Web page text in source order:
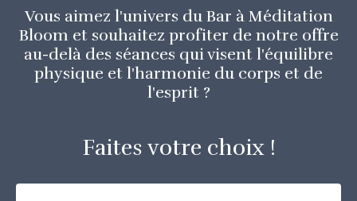
Vous aimez l'univers du Bar à Méditation
Bloom et souhaitez profiter de notre offre
au-delà des séances qui visent l'équilibre
physique et l'harmonie du corps et de
l'esprit ?
Faites votre choix !